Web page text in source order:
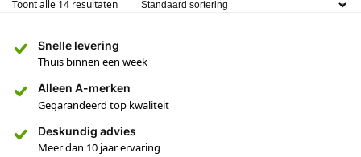
Toont alle 14 resultaten
Snelle levering
Thuis binnen een week
Alleen A-merken
Gegarandeerd top kwaliteit
Deskundig advies
Meer dan 10 jaar ervaring